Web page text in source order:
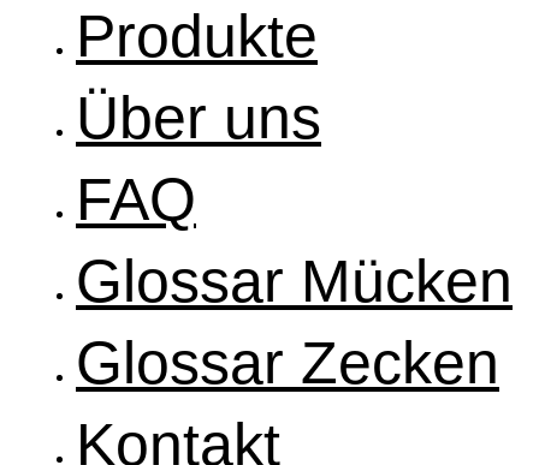
Produkte
Über uns
FAQ
Glossar Mücken
Glossar Zecken
Kontakt